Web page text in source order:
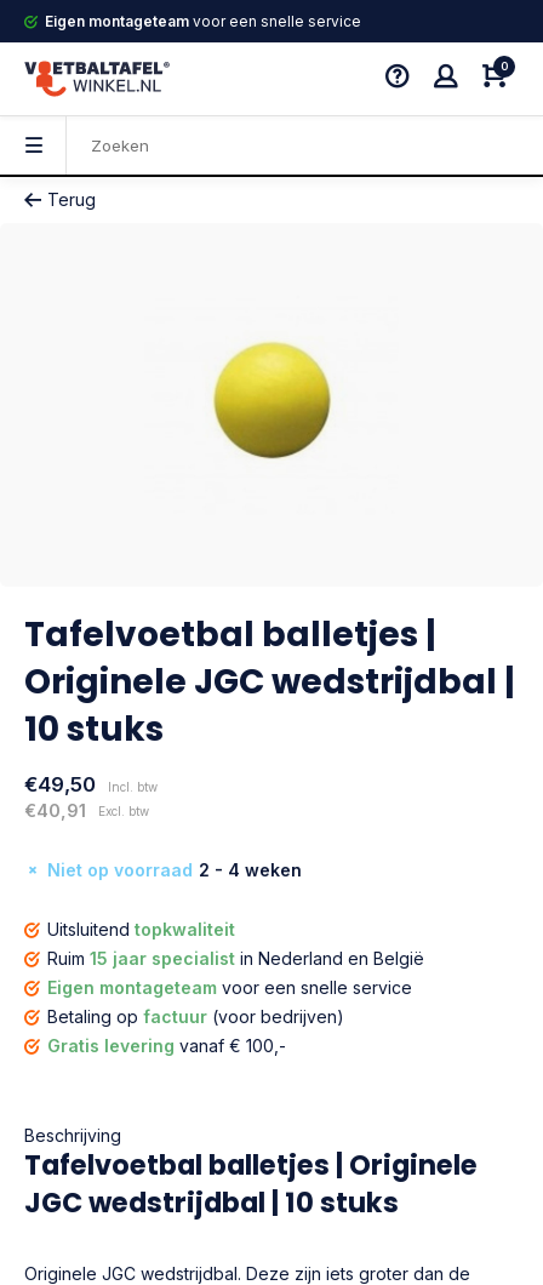
Eigen montageteam voor een snelle service
0
Terug
Tafelvoetbal balletjes |
Originele JGC wedstrijdbal |
10 stuks
€49,50 Incl. btw
€40,91 Excl. btw
Niet op voorraad 2 - 4 weken
Uitsluitend topkwaliteit
Ruim 15 jaar specialist in Nederland en België
Eigen montageteam voor een snelle service
Betaling op factuur (voor bedrijven)
Gratis levering vanaf € 100,-
Beschrijving
Tafelvoetbal balletjes | Originele
JGC wedstrijdbal | 10 stuks
Originele JGC wedstrijdbal. Deze zijn iets groter dan de